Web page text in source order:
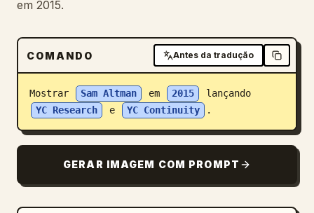
Blog
Atualizações
em 2015.
COMANDO Antes da tradução
Mostrar Sam Altman em 2015
lançando
YC Research
e YC Continuity .
GERAR IMAGEM COM PROMPT